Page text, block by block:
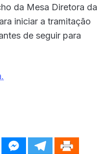
da Mesa Diretora da
iniciar a tramitação
de seguir para